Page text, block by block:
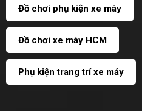
Đồ chơi phụ kiện xe máy
Đồ chơi xe máy HCM
Phụ kiện trang trí xe máy